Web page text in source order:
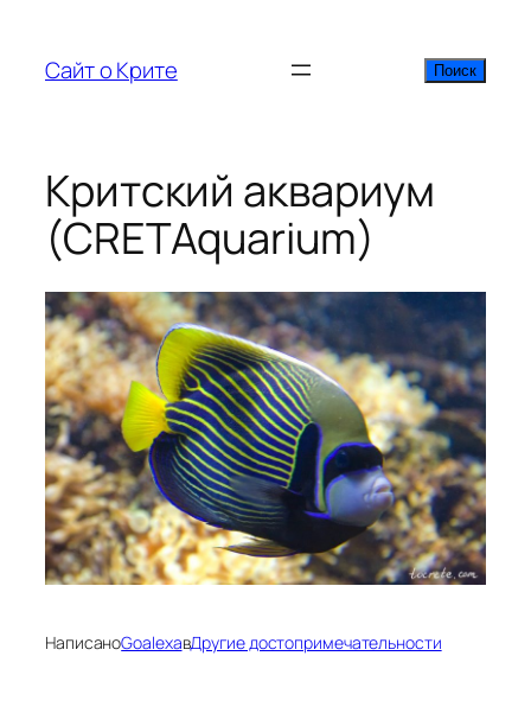
содержимому
Сайт о Крите Поиск
Поиск
Критский аквариум
(CRETAquarium)
НаписаноGoalexaвДругие достопримечательности